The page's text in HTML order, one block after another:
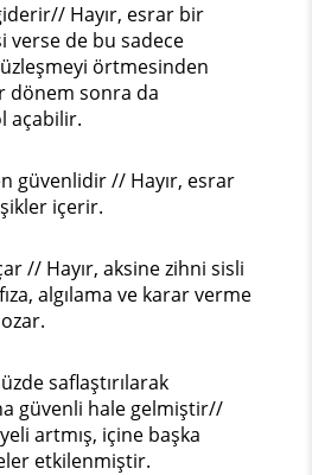
Hayır, esrar bir
verse de bu sadece
örtmesinden
dönem sonra da
açabilir.
güvenlidir // Hayır, esrar
içerir.
// Hayır, aksine zihni sisli
algılama ve karar verme
saflaştırılarak
güvenli hale gelmiştir//
artmış, içine başka
etkilenmiştir.